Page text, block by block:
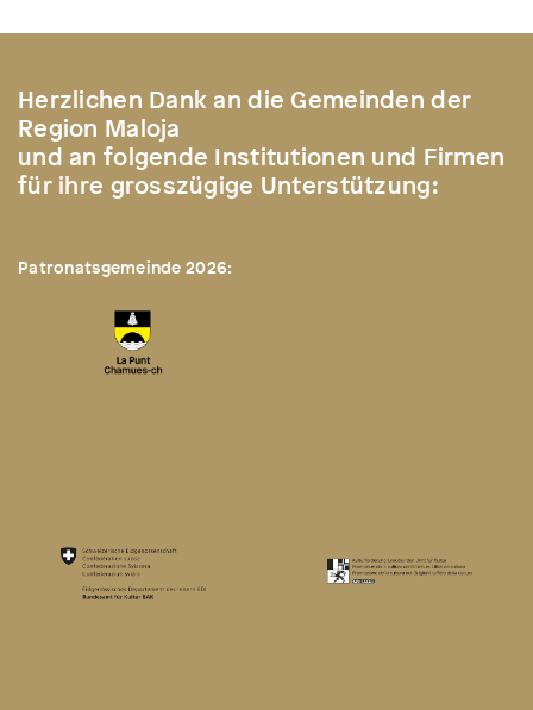
Herzlichen Dank an die Gemeinden der
Region Maloja
und an folgende Institutionen und Firmen
für ihre grosszügige Unterstützung:
Patronatsgemeinde 2026: